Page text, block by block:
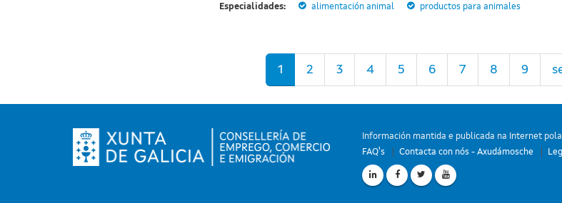
Especialidades: alimentación animal productos para animales
1 2 3 4 5 6 7 8 9
Información mantida e publicada na Internet
FAQ's
Contacta con nós - Axudámosche